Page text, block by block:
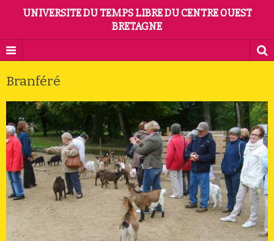
UNIVERSITE DU TEMPS LIBRE DU CENTRE OUEST
BRETAGNE
Branféré